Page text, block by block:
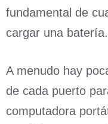
fundamental de
cargar una batería.
A menudo hay
de cada puerto
computadora